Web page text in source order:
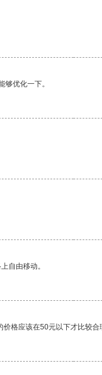
优化一下。
自由移动。
格应该在50元以下才比较合